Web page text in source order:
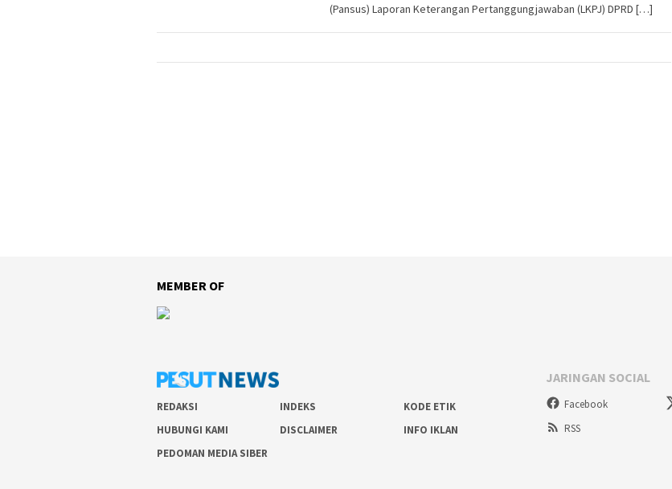
(Pansus) Laporan Keterangan Pertanggungjawaban (LKPJ) DPRD […]
MEMBER OF
REDAKSI INDEKS
KODE ETIK
HUBUNGI KAMI
DISCLAIMER
INFO IKLAN
PEDOMAN MEDIA SIBER
JARINGAN SOCIAL
Facebook
RSS